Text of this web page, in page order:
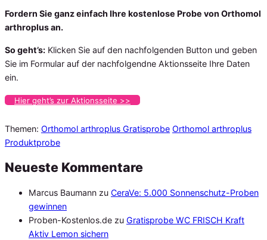
Fordern Sie ganz einfach Ihre kostenlose Probe von Orthomol
arthroplus an.
So geht’s: Klicken Sie auf den nachfolgenden Button und geben
Sie im Formular auf der nachfolgendne Aktionsseite Ihre Daten
ein.
Hier geht’s zur Aktionsseite >>
Themen: Orthomol arthroplus Gratisprobe Orthomol arthroplus
Produktprobe
Neueste Kommentare
Marcus Baumann zu CeraVe: 5.000 Sonnenschutz-Proben
gewinnen
Proben-Kostenlos.de zu Gratisprobe WC FRISCH Kraft
Aktiv Lemon sichern